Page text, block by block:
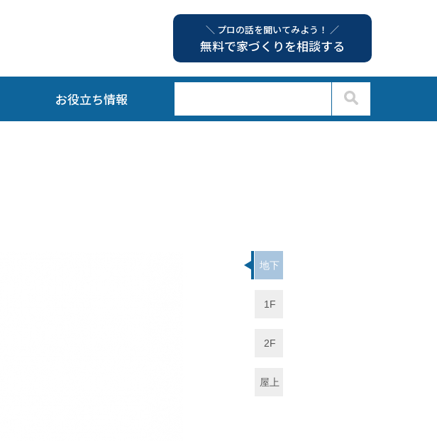
＼ プロの話を聞いてみよう！ ／
無料で家づくりを相談する
お役立ち情報